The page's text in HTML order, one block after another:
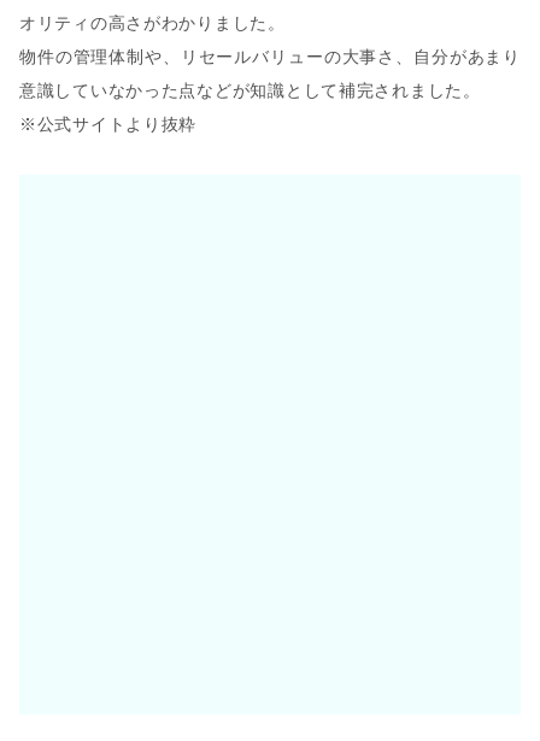
オリティの高さがわかりました。
物件の管理体制や、リセールバリューの大事さ、自分があまり
意識していなかった点などが知識として補完されました。
※公式サイトより抜粋